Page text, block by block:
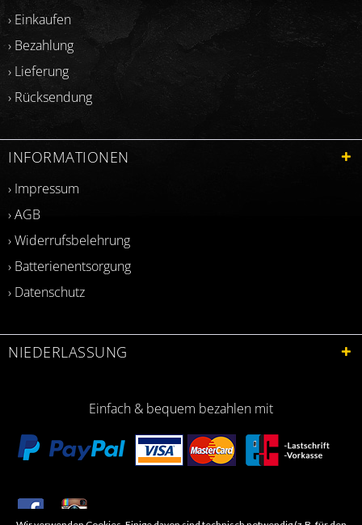
› Einkaufen
› Bezahlung
› Lieferung
› Rücksendung
INFORMATIONEN
› Impressum
› AGB
› Widerrufsbelehrung
› Batterienentsorgung
› Datenschutz
NIEDERLASSUNG
Einfach & bequem bezahlen mit